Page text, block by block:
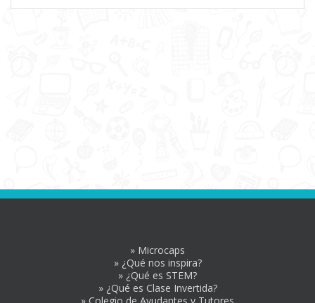
» Microcaps
» ¿Qué nos inspira?
» ¿Qué es STEM?
» ¿Qué es Clase Invertida?